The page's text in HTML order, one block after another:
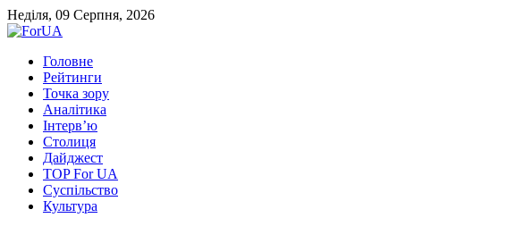
Неділя, 09 Серпня, 2026
Головне
Рейтинги
Точка зору
Аналітика
Інтерв’ю
Столиця
Дайджест
TOP For UA
Суспiльство
Культура